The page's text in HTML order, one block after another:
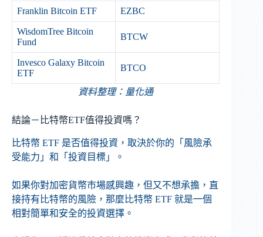
Franklin Bitcoin ETF EZBC
WisdomTree Bitcoin
Fund
BTCW
Invesco Galaxy Bitcoin
ETF
BTCO
資料整理：量化通
結論－比特幣ETF值得投資嗎？
比特幣 ETF 是否值得投資，取決於你的「風險承
受能力」和「投資目標」。
如果你對加密貨幣市場感興趣，但又不想承擔，直
接持有比特幣的風險，那麼比特幣 ETF 就是一個
相對簡單和安全的投資選擇。